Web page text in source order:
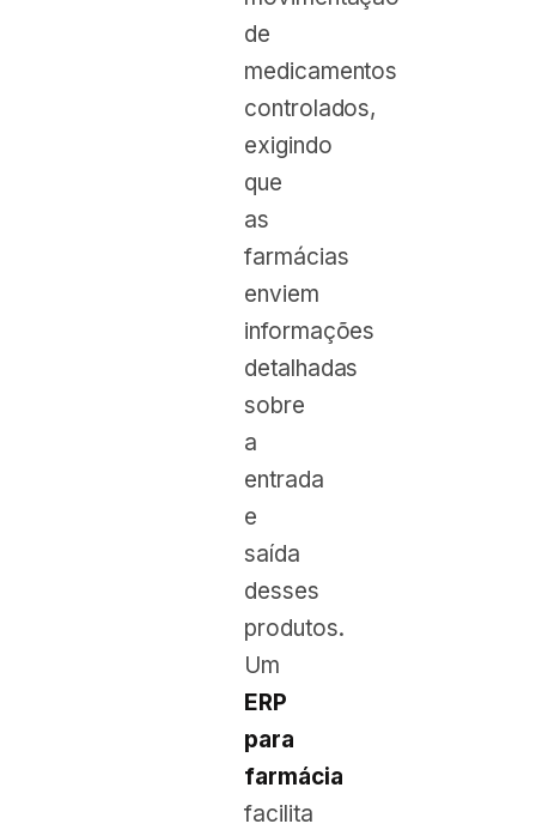
de
medicamentos
controlados,
exigindo
que
as
farmácias
enviem
informações
detalhadas
sobre
a
entrada
e
saída
desses
produtos.
Um
ERP
para
farmácia
facilita